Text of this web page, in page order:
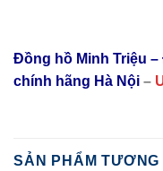
Đồng hồ Minh Triệu
chính hãng Hà Nội –
SẢN PHẨM TƯƠNG